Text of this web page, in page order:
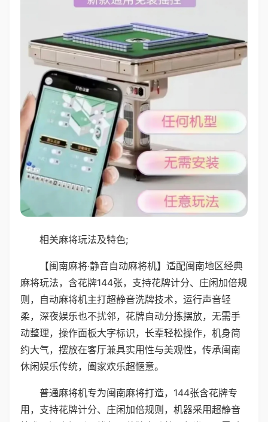
相关麻将玩法及特色;
【闽南麻将·静音自动麻将机】适配闽南地区经典
麻将玩法，含花牌144张，支持花牌计分、庄闲加倍规
则，自动麻将机主打超静音洗牌技术，运行声音轻
柔，深夜娱乐也不扰邻，花牌自动分拣摆放，无需手
动整理，操作面板大字标识，长辈轻松操作，机身简
约大气，摆放在客厅兼具实用性与美观性，传承闽南
休闲娱乐传统，阖家欢乐超惬意。
普通麻将机专为闽南麻将打造，144张含花牌专
用，支持花牌计分、庄闲加倍规则，机器采用超静音